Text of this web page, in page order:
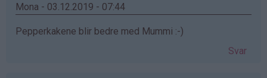
Mona - 03.12.2019 - 07:44
Pepperkakene blir bedre med Mummi :-)
Svar